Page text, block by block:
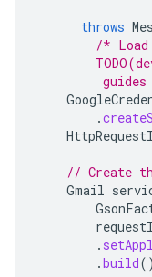
throws
/*
.
// Create
Gmail
.
.build